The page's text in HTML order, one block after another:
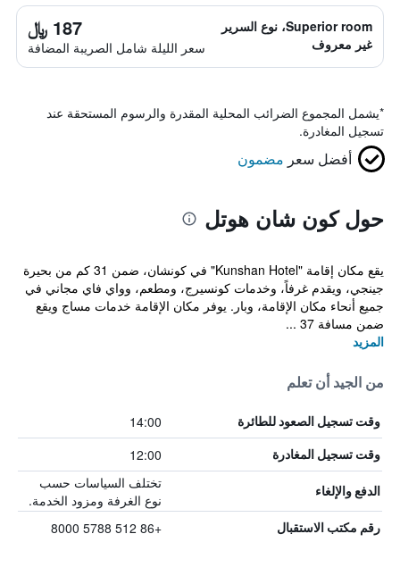
Superior room، نوع السرير
غير معروف
187 ﷼
سعر الليلة شامل الصريبة المضافة
*يشمل المجموع الضرائب المحلية المقدرة والرسوم المستحقة عند
تسجيل المغادرة.
أفضل سعر مضمون
حول كون شان هوتل
يقع مكان إقامة "Kunshan Hotel" في كونشان، ضمن 31 كم من بحيرة
جينجي، ويقدم غرفاً، وخدمات كونسيرج، ومطعم، وواي فاي مجاني في
جميع أنحاء مكان الإقامة، وبار. يوفر مكان الإقامة خدمات مساج ويقع
ضمن مسافة 37 ...
المزيد
من الجيد أن تعلم
وقت تسجيل الصعود للطائرة 14:00
وقت تسجيل المغادرة 12:00
الدفع والإلغاء
تختلف السياسات حسب
نوع الغرفة ومزود الخدمة.
رقم مكتب الاستقبال +86 512 5788 8000